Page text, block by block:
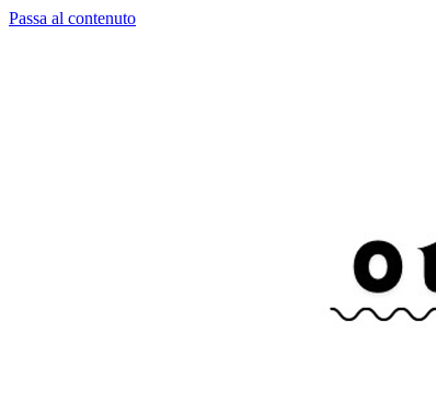
Passa al contenuto